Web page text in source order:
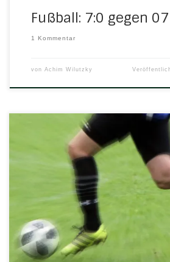
Fußball: 7:0 gegen 07
1 Kommentar
von Achim Wilutzky
Während der Herbstferien pausieren
Fußballer, dadurch kommt es am
Wochenende nur zu einem Spieltag
Mannschaften, nämlich am Sonntag.
Teams sind dann im Einsatz. Zunächst
Pressesprecher Georg Göpfarth
vergangenen Spieltag zurück: Kurzer
Auffälligkeiten auf den